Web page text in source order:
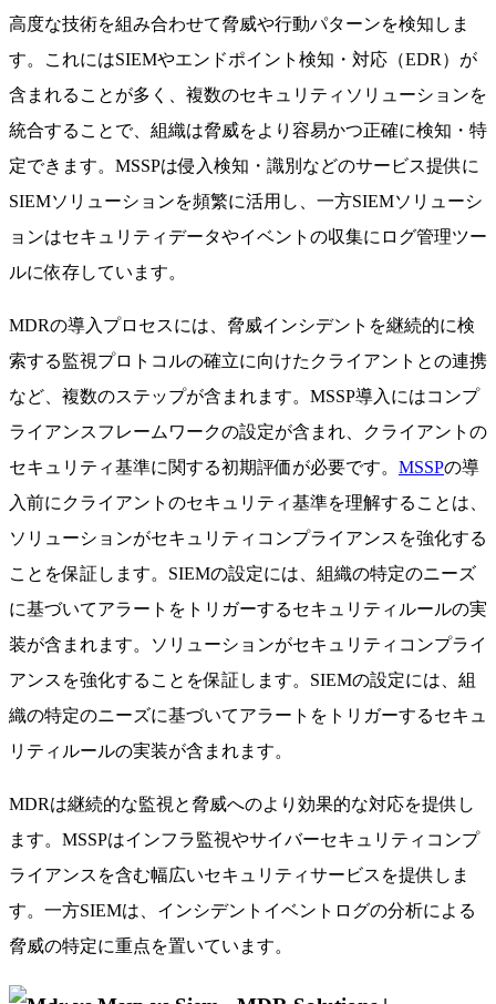
高度な技術を組み合わせて脅威や行動パターンを検知しま
す。これにはSIEMやエンドポイント検知・対応（EDR）が
含まれることが多く、複数のセキュリティソリューションを
統合することで、組織は脅威をより容易かつ正確に検知・特
定できます。MSSPは侵入検知・識別などのサービス提供に
SIEMソリューションを頻繁に活用し、一方SIEMソリューシ
ョンはセキュリティデータやイベントの収集にログ管理ツー
ルに依存しています。
MDRの導入プロセスには、脅威インシデントを継続的に検
索する監視プロトコルの確立に向けたクライアントとの連携
など、複数のステップが含まれます。MSSP導入にはコンプ
ライアンスフレームワークの設定が含まれ、クライアントの
セキュリティ基準に関する初期評価が必要です。 MSSPの導
入前にクライアントのセキュリティ基準を理解することは、
ソリューションがセキュリティコンプライアンスを強化する
ことを保証します。SIEMの設定には、組織の特定のニーズ
に基づいてアラートをトリガーするセキュリティルールの実
装が含まれます。ソリューションがセキュリティコンプライ
アンスを強化することを保証します。SIEMの設定には、組
織の特定のニーズに基づいてアラートをトリガーするセキュ
リティルールの実装が含まれます。
MDRは継続的な監視と脅威へのより効果的な対応を提供し
ます。MSSPはインフラ監視やサイバーセキュリティコンプ
ライアンスを含む幅広いセキュリティサービスを提供しま
す。一方SIEMは、インシデントイベントログの分析による
脅威の特定に重点を置いています。